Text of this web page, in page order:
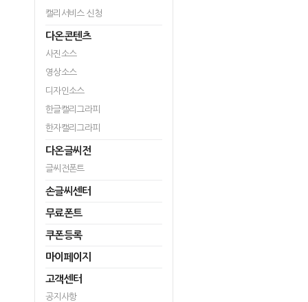
캘리서비스 신청
다온콘텐츠
사진소스
영상소스
디자인소스
한글캘리그라피
한자캘리그라피
다온글씨전
글씨전폰트
손글씨센터
무료폰트
쿠폰등록
마이페이지
고객센터
공지사항